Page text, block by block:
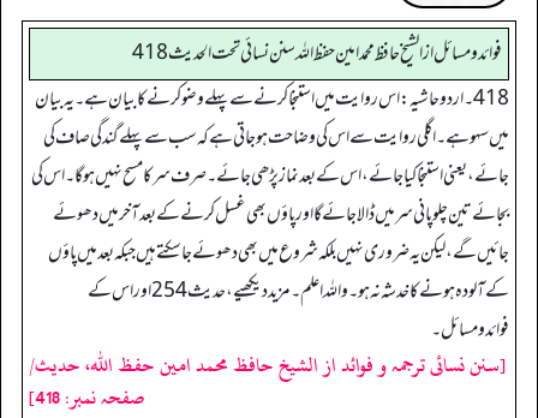
فوائد ومسائل از الشيخ حافظ محمد امين حفظ الله سنن نسائي تحت الحديث 418
418۔ اردو حاشیہ: اس روایت میں استنجا کرنے سے پہلے وضو کرنے کا بیان ہے۔ یہ بیان
میں سہو ہے۔ اگلی روایت سے اس کی وضاحت ہو جاتی ہے کہ سب سے پہلے گندگی صاف کی
جائے، یعنی استنجا کیا جائے، اس کے بعد نماز پڑھی جائے۔ صرف سر کا مسح نہیں ہو گا۔ اس کی
بجائے تین چلو پانی سر میں ڈالا جائے گا اور پاؤں بھی غسل کرنے کے بعد آخر میں دھوئے
جائیں گے، لیکن یہ ضروری نہیں بلکہ شروع میں بھی دھوئے جاسکتے ہیں جبکہ بعد میں پاؤں
کے آلودہ ہونے کا خدشہ نہ ہو۔ واللہ اعلم۔ مزید دیکھیے، حدیث 254 اور اس کے
فوائدومسائل۔
[سنن نسائی ترجمہ و فوائد از الشیخ حافظ محمد امین حفظ اللہ، حدیث/
صفحہ نمبر: 418]